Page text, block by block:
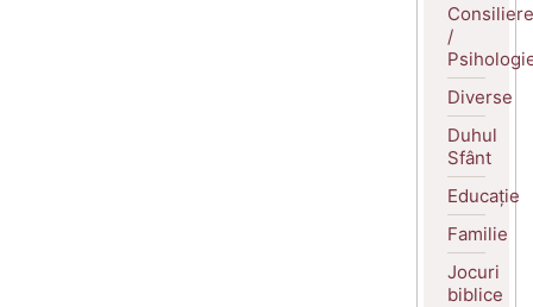
Consiliere
/
Diverse
Duhul
Sfânt
Educație
Familie
Jocuri
biblice